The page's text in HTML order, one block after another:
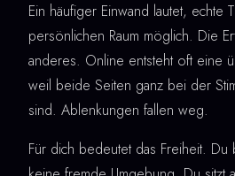
Ein häufiger Einwand lautet, echte
persönlichen Raum möglich. Die
anderes. Online entsteht oft eine
weil beide Seiten ganz bei der
sind. Ablenkungen fallen weg.
Für dich bedeutet das Freiheit. Du